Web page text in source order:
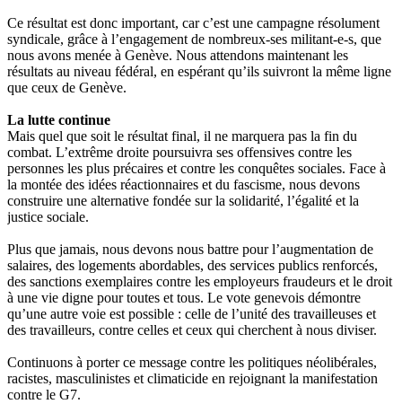
Ce résultat est donc important, car c’est une campagne résolument
syndicale, grâce à l’engagement de nombreux-ses militant-e-s, que
nous avons menée à Genève. Nous attendons maintenant les
résultats au niveau fédéral, en espérant qu’ils suivront la même ligne
que ceux de Genève.
La lutte continue
Mais quel que soit le résultat final, il ne marquera pas la fin du
combat. L’extrême droite poursuivra ses offensives contre les
personnes les plus précaires et contre les conquêtes sociales. Face à
la montée des idées réactionnaires et du fascisme, nous devons
construire une alternative fondée sur la solidarité, l’égalité et la
justice sociale.
Plus que jamais, nous devons nous battre pour l’augmentation de
salaires, des logements abordables, des services publics renforcés,
des sanctions exemplaires contre les employeurs fraudeurs et le droit
à une vie digne pour toutes et tous. Le vote genevois démontre
qu’une autre voie est possible : celle de l’unité des travailleuses et
des travailleurs, contre celles et ceux qui cherchent à nous diviser.
Continuons à porter ce message contre les politiques néolibérales,
racistes, masculinistes et climaticide en rejoignant la manifestation
contre le G7.